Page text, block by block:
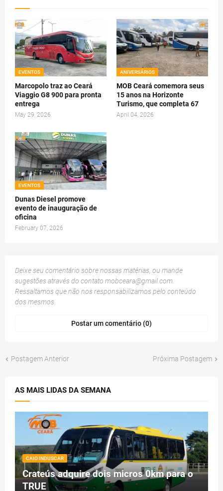
EVENTOS
Marcopolo traz ao Ceará
Viaggio G8 900 para pronta
entrega
May 29, 2026
ANIVERSÁRIOS
MOB Ceará comemora seus
15 anos na Horizonte
Turismo, que completa 67
April 04, 2026
EVENTOS
Dunas Diesel promove
evento de inauguração de
oficina
February 07, 2026
Deixe seu comentário sobre nossas matérias, ou mande
sugestões através do contato mobceara@gmail.com.
Ressaltamos que não nos responsabilizamos pelo conteúdo
dos mesmos.
Postar um comentário (0)
Postagem Anterior Próxima Postagem
AS MAIS LIDAS DA SEMANA
CAIO INDUSCAR
Crateús adquire dois micros 0km para o
TRUE